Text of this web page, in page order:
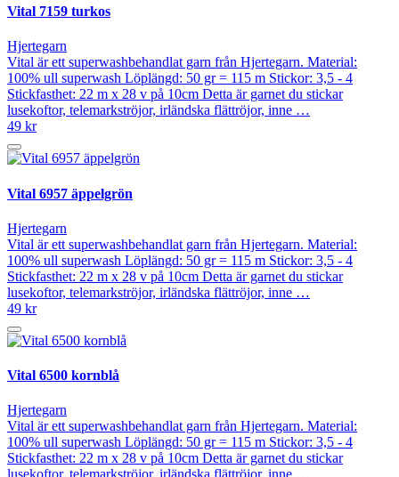
Vital 7159 turkos
Hjertegarn
Vital är ett superwashbehandlat garn från Hjertegarn. Material:
100% ull superwash Löplängd: 50 gr = 115 m Stickor: 3,5 - 4
Stickfasthet: 22 m x 28 v på 10cm Detta är garnet du stickar
lusekoftor, telemarkströjor, irländska flättröjor, inne …
49 kr
Vital 6957 äppelgrön
Hjertegarn
Vital är ett superwashbehandlat garn från Hjertegarn. Material:
100% ull superwash Löplängd: 50 gr = 115 m Stickor: 3,5 - 4
Stickfasthet: 22 m x 28 v på 10cm Detta är garnet du stickar
lusekoftor, telemarkströjor, irländska flättröjor, inne …
49 kr
Vital 6500 kornblå
Hjertegarn
Vital är ett superwashbehandlat garn från Hjertegarn. Material:
100% ull superwash Löplängd: 50 gr = 115 m Stickor: 3,5 - 4
Stickfasthet: 22 m x 28 v på 10cm Detta är garnet du stickar